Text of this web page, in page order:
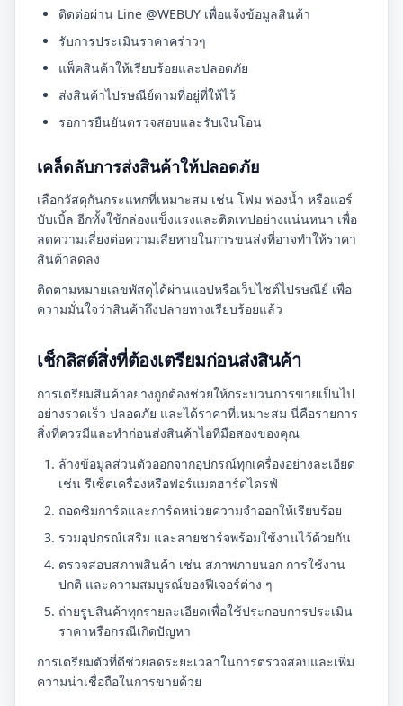
ติดต่อผ่าน Line @WEBUY เพื่อแจ้งข้อมูลสินค้า
รับการประเมินราคาคร่าวๆ
แพ็คสินค้าให้เรียบร้อยและปลอดภัย
ส่งสินค้าไปรษณีย์ตามที่อยู่ที่ให้ไว้
รอการยืนยันตรวจสอบและรับเงินโอน
เคล็ดลับการส่งสินค้าให้ปลอดภัย
เลือกวัสดุกันกระแทกที่เหมาะสม เช่น โฟม ฟองน้ำ หรือแอร์
บับเบิ้ล อีกทั้งใช้กล่องแข็งแรงและติดเทปอย่างแน่นหนา เพื่อ
ลดความเสี่ยงต่อความเสียหายในการขนส่งที่อาจทำให้ราคา
สินค้าลดลง
ติดตามหมายเลขพัสดุได้ผ่านแอปหรือเว็บไซต์ไปรษณีย์ เพื่อ
ความมั่นใจว่าสินค้าถึงปลายทางเรียบร้อยแล้ว
เช็กลิสต์สิ่งที่ต้องเตรียมก่อนส่งสินค้า
การเตรียมสินค้าอย่างถูกต้องช่วยให้กระบวนการขายเป็นไป
อย่างรวดเร็ว ปลอดภัย และได้ราคาที่เหมาะสม นี่คือรายการ
สิ่งที่ควรมีและทำก่อนส่งสินค้าไอทีมือสองของคุณ
ล้างข้อมูลส่วนตัวออกจากอุปกรณ์ทุกเครื่องอย่างละเอียด
เช่น รีเซ็ตเครื่องหรือฟอร์แมตฮาร์ดไดรฟ์
ถอดซิมการ์ดและการ์ดหน่วยความจำออกให้เรียบร้อย
รวมอุปกรณ์เสริม และสายชาร์จพร้อมใช้งานไว้ด้วยกัน
ตรวจสอบสภาพสินค้า เช่น สภาพภายนอก การใช้งาน
ปกติ และความสมบูรณ์ของฟีเจอร์ต่าง ๆ
ถ่ายรูปสินค้าทุกรายละเอียดเพื่อใช้ประกอบการประเมิน
ราคาหรือกรณีเกิดปัญหา
การเตรียมตัวที่ดีช่วยลดระยะเวลาในการตรวจสอบและเพิ่ม
ความน่าเชื่อถือในการขายด้วย